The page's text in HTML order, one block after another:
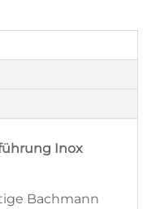
Inox
Bachmann